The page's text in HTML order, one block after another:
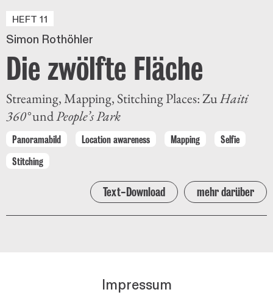
HEFT 11
Simon Rothöhler
Die zwölfte Fläche
Streaming, Mapping, Stitching Places: ZuHaiti
360°undPeople’s Park
Panoramabild Location awareness Mapping
Selfie
Stitching
Text-Download mehr darüber
Impressum